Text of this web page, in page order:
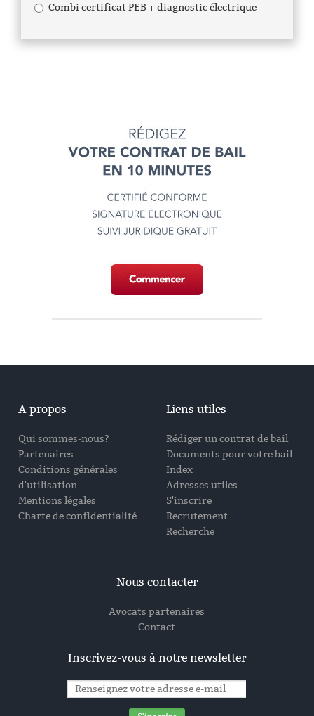
Combi certificat PEB + diagnostic électrique
A propos
Qui sommes-nous?
Partenaires
Conditions générales
d'utilisation
Mentions légales
Charte de confidentialité
Liens utiles
Rédiger un contrat de bail
Documents pour votre bail
Index
Adresses utiles
S'inscrire
Recrutement
Recherche
Nous contacter
Avocats partenaires
Contact
Inscrivez-vous à notre newsletter